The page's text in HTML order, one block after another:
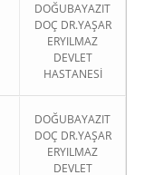
DOĞUBAYAZIT
DOÇ DR.YAŞAR
ERYILMAZ
DEVLET
HASTANESİ
DOĞUBAYAZIT
DOÇ DR.YAŞAR
ERYILMAZ
DEVLET